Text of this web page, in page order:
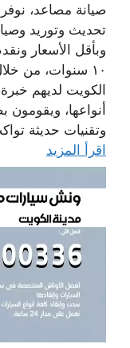
صيانة مصاعد،
تحديث وتوريد
وبأقل الأسعار
١٠ سنوات، من
الكويت لديهم
أنواعها، ويقومون
وتقنيات حديثة
اقرأ المزيد